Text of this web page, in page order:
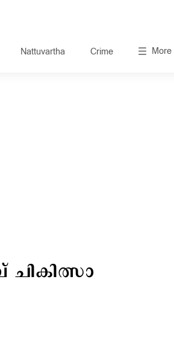
Nattuvartha Crime More